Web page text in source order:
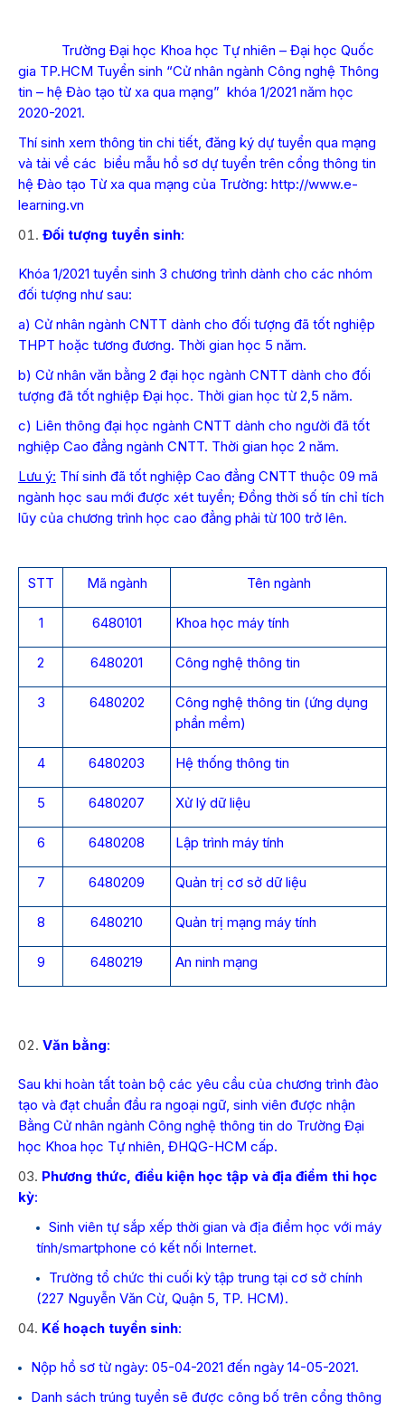
Trường Đại học Khoa học Tự nhiên – Đại học Quốc
gia TP.HCM Tuyển sinh “Cử nhân ngành Công nghệ Thông
tin – hệ Đào tạo từ xa qua mạng” khóa 1/2021 năm học
2020-2021.
Thí sinh xem thông tin chi tiết, đăng ký dự tuyển qua mạng
và tải về các biểu mẫu hồ sơ dự tuyển trên cổng thông tin
hệ Đào tạo Từ xa qua mạng của Trường: http://www.e-
learning.vn
Đối tượng tuyển sinh:
Khóa 1/2021 tuyển sinh 3 chương trình dành cho các nhóm
đối tượng như sau:
a) Cử nhân ngành CNTT dành cho đối tượng đã tốt nghiệp
THPT hoặc tương đương. Thời gian học 5 năm.
b) Cử nhân văn bằng 2 đại học ngành CNTT dành cho đối
tượng đã tốt nghiệp Đại học. Thời gian học từ 2,5 năm.
c) Liên thông đại học ngành CNTT dành cho người đã tốt
nghiệp Cao đẳng ngành CNTT. Thời gian học 2 năm.
Lưu ý: Thí sinh đã tốt nghiệp Cao đẳng CNTT thuộc 09 mã
ngành học sau mới được xét tuyển; Đồng thời số tín chỉ tích
lũy của chương trình học cao đẳng phải từ 100 trở lên.
STT Mã ngành Tên ngành
1 6480101 Khoa học máy tính
2 6480201 Công nghệ thông tin
3 6480202
Công nghệ thông tin (ứng dụng
phần mềm)
4 6480203 Hệ thống thông tin
5 6480207 Xử lý dữ liệu
6 6480208 Lập trình máy tính
7 6480209 Quản trị cơ sở dữ liệu
8 6480210 Quản trị mạng máy tính
9 6480219 An ninh mạng
Văn bằng:
Sau khi hoàn tất toàn bộ các yêu cầu của chương trình đào
tạo và đạt chuẩn đầu ra ngoại ngữ, sinh viên được nhận
Bằng Cử nhân ngành Công nghệ thông tin do Trường Đại
học Khoa học Tự nhiên, ĐHQG-HCM cấp.
Phương thức, điều kiện học tập và địa điểm thi học
kỳ:
Sinh viên tự sắp xếp thời gian và địa điểm học với máy
tính/smartphone có kết nối Internet.
Trường tổ chức thi cuối kỳ tập trung tại cơ sở chính
(227 Nguyễn Văn Cừ, Quận 5, TP. HCM).
Kế hoạch tuyển sinh:
Nộp hồ sơ từ ngày: 05-04-2021 đến ngày 14-05-2021.
Danh sách trúng tuyển sẽ được công bố trên cổng thông